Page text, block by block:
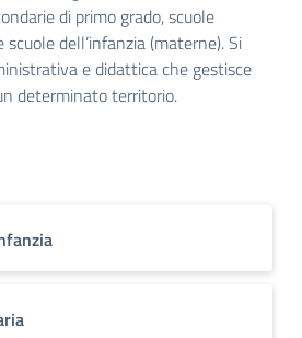
di primo grado, scuole
dell’infanzia (materne). Si
e didattica che gestisce
determinato territorio.